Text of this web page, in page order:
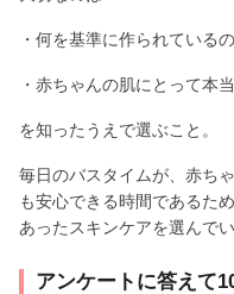
・何を基準に作られている
・赤ちゃんの肌にとって本
を知ったうえで選ぶこと。
毎日のバスタイムが、赤ち
も安心できる時間であるた
あったスキンケアを選んで
アンケートに答えて